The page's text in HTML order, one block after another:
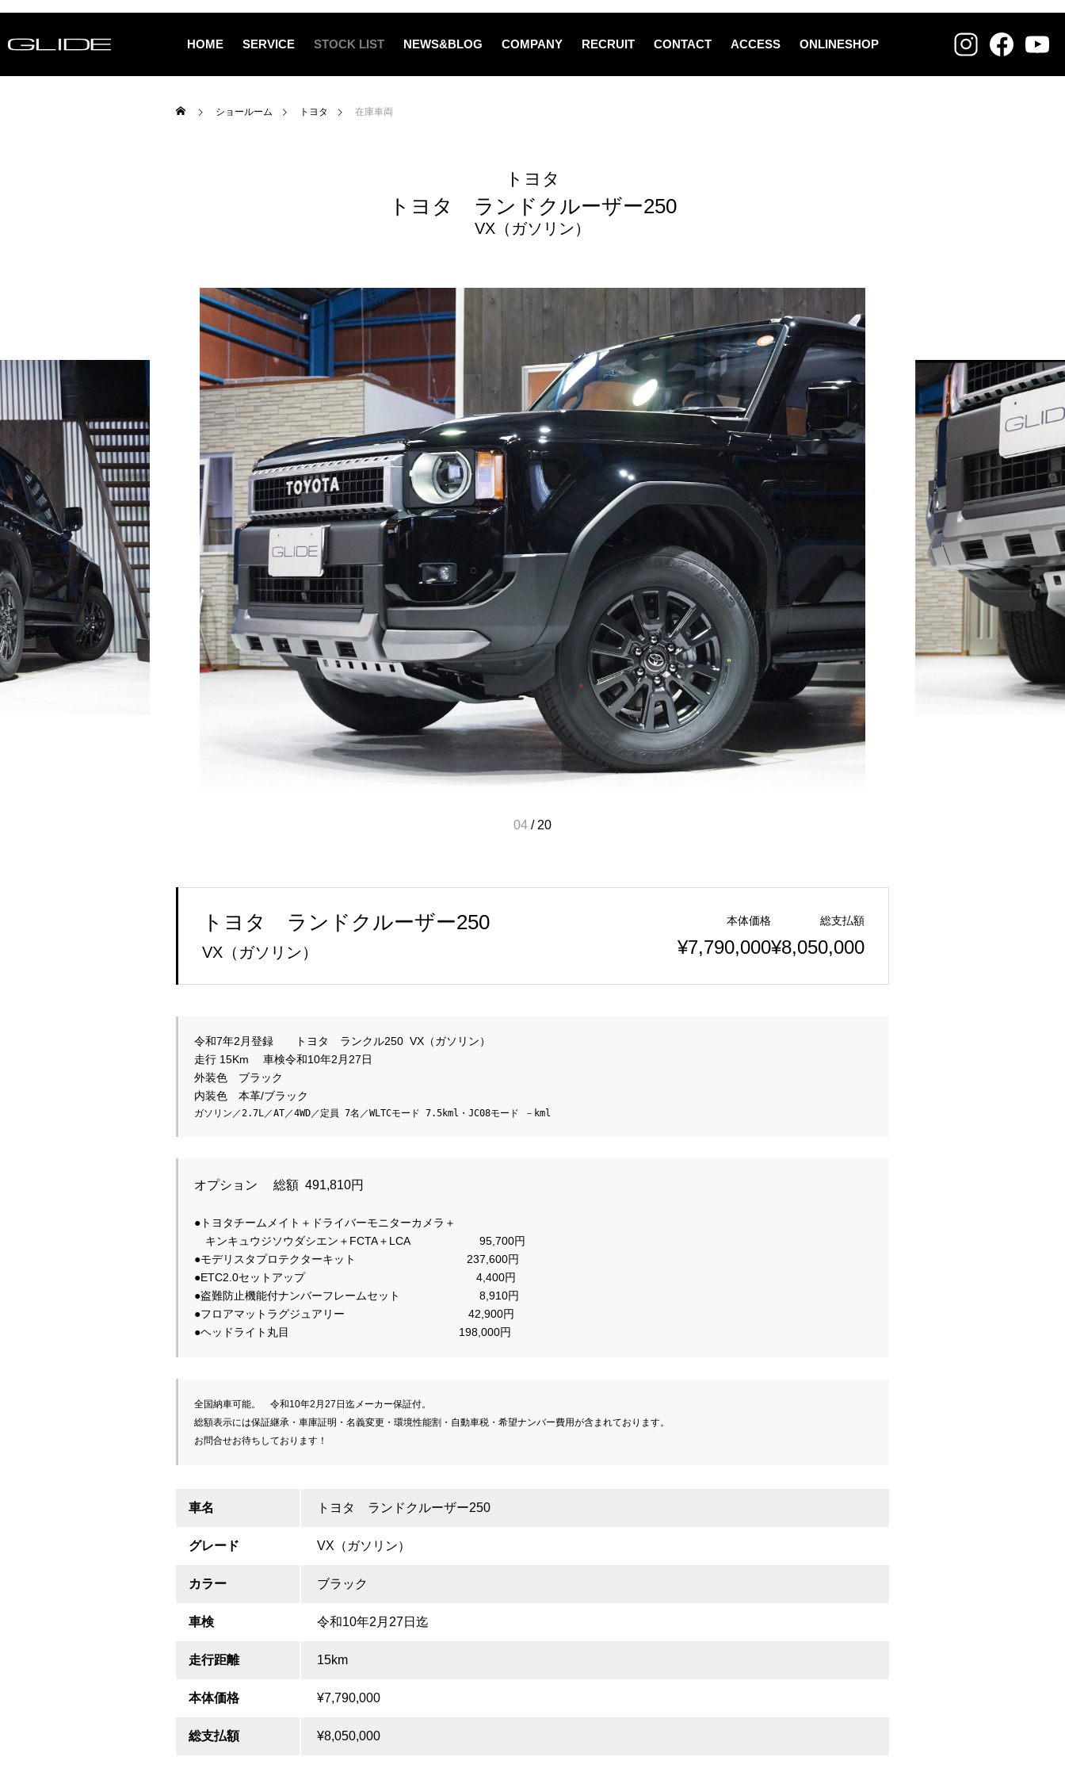
HOME SERVICE STOCK LIST NEWS&BLOG COMPANY RECRUIT CONTACT ACCESS ONLINESHOP
ショールーム トヨタ 在庫車両
トヨタ
トヨタ ランドクルーザー250
VX（ガソリン）
04 / 20
トヨタ ランドクルーザー250
VX（ガソリン）
本体価格
¥7,790,000
総支払額
¥8,050,000
走行 15Km　 車検令和10年2月27日
外装色　ブラック
内装色　本革/ブラック
ガソリン／2.7L／AT／4WD／定員 7名／WLTCモード 7.5kml・JC08モード －kml
●トヨタチームメイト＋ドライバーモニターカメラ＋
キンキュウジソウダシエン＋FCTA＋LCA                      95,700円
●モデリスタプロテクターキット　                          　  237,600円
●ETC2.0セットアップ                                           　　    4,400円
●盗難防止機能付ナンバーフレームセット                         8,910円
●フロアマットラグジュアリー                                       42,900円
全国納車可能。　令和10年2月27日迄メーカー保証付。
総額表示には保証継承・車庫証明・名義変更・環境性能割・自動車税・希望ナンバー費用が含まれております。
お問合せお待ちしております！
車名 トヨタ ランドクルーザー250
グレード VX（ガソリン）
カラー ブラック
車検 令和10年2月27日迄
走行距離 15km
本体価格 ¥7,790,000
総支払額 ¥8,050,000